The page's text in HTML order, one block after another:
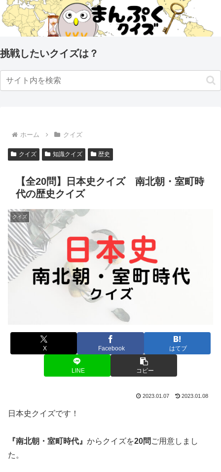
挑戦したいクイズは？
ホーム クイズ
クイズ 知識クイズ 歴史
【全20問】日本史クイズ 南北朝・室町時
代の歴史クイズ
クイズ
X Facebook はてブ
LINE コピー
2023.01.07 2023.01.08
日本史クイズです！
『南北朝・室町時代』 からクイズを20問 ご用意しまし
た。